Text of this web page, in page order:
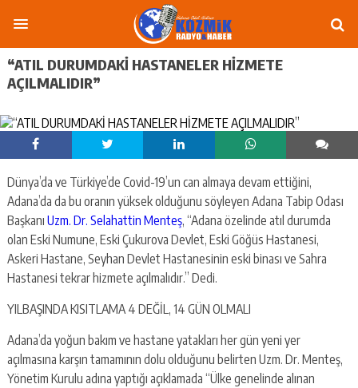
“ATIL DURUMDAKİ HASTANELER HİZMETE
AÇILMALIDIR”
Dünya’da ve Türkiye’de Covid-19’un can almaya devam ettiğini,
Adana’da da bu oranın yüksek olduğunu söyleyen Adana Tabip Odası
Başkanı Uzm. Dr. Selahattin Menteş, “Adana özelinde atıl durumda
olan Eski Numune, Eski Çukurova Devlet, Eski Göğüs Hastanesi,
Askeri Hastane, Seyhan Devlet Hastanesinin eski binası ve Sahra
Hastanesi tekrar hizmete açılmalıdır.” Dedi.
YILBAŞINDA KISITLAMA 4 DEĞİL, 14 GÜN OLMALI
Adana’da yoğun bakım ve hastane yatakları her gün yeni yer
açılmasına karşın tamamının dolu olduğunu belirten Uzm. Dr. Menteş,
Yönetim Kurulu adına yaptığı açıklamada “Ülke genelinde alınan